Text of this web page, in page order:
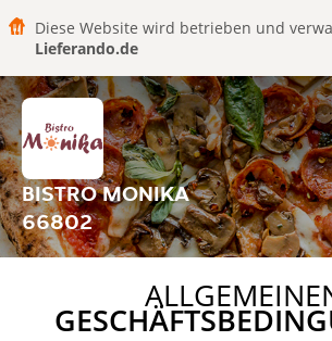
Diese Website wird betrieben und
Lieferando.de
BISTRO MONIKA
66802